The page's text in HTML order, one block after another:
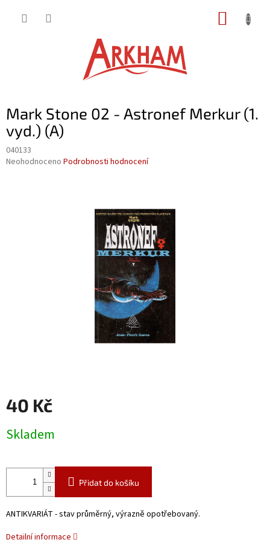
Mark Stone 02 - Astronef Merkur (1.
vyd.) (A)
040133
Průměrné
Neohodnoceno Podrobnosti hodnocení
40 Kč
cena:
Skladem
Přidat do košíku
ANTIKVARIÁT - stav průměrný, výrazně opotřebovaný.
Detailní informace